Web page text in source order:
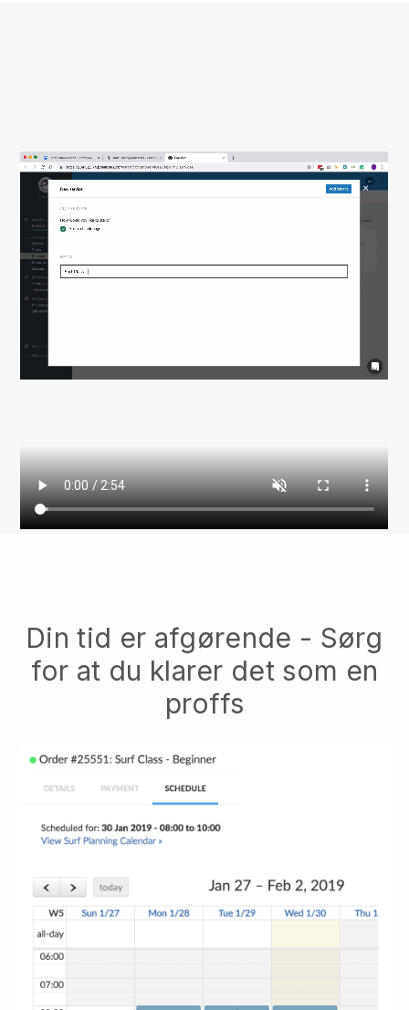
Din tid er afgørende - Sørg
for at du klarer det som en
proffs